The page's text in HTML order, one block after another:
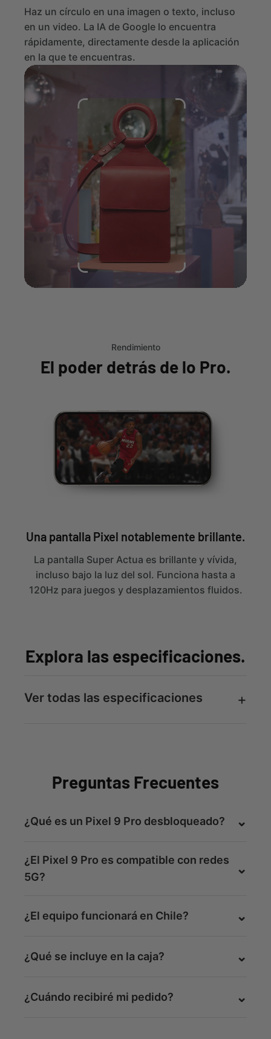
Haz un círculo en una imagen o texto, incluso
en un video. La IA de Google lo encuentra
rápidamente, directamente desde la aplicación
en la que te encuentras.
Rendimiento
El poder detrás de lo Pro.
Una pantalla Pixel notablemente brillante.
La pantalla Super Actua es brillante y vívida,
incluso bajo la luz del sol. Funciona hasta a
120Hz para juegos y desplazamientos fluidos.
Explora las especificaciones.
Ver todas las especificaciones
Preguntas Frecuentes
¿Qué es un Pixel 9 Pro desbloqueado?
¿El Pixel 9 Pro es compatible con redes
5G?
¿El equipo funcionará en Chile?
¿Qué se incluye en la caja?
¿Cuándo recibiré mi pedido?